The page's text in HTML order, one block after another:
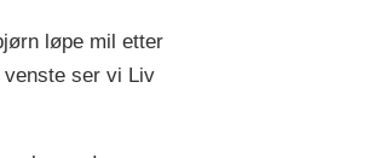
løpe mil etter
ser vi Liv